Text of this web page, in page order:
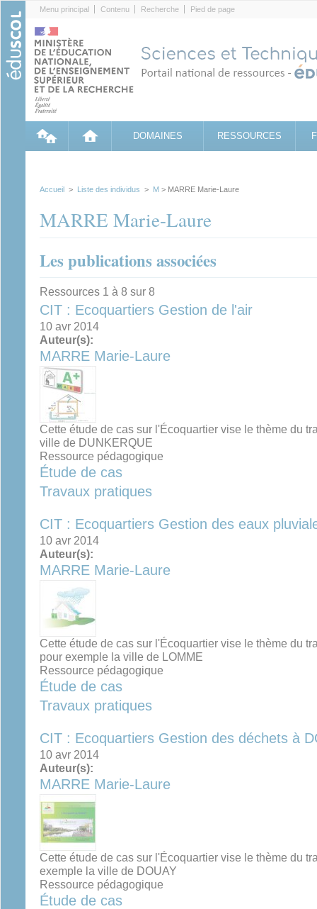
Menu principal Contenu Recherche Pied de page
DOMAINES RESSOURCES
Accueil > Liste des individus > M > MARRE Marie-Laure
MARRE Marie-Laure
Les publications associées
Ressources 1 à 8 sur 8
CIT : Ecoquartiers Gestion de l'air
10 avr 2014
Auteur(s):
MARRE Marie-Laure
Cette étude de cas sur l'Écoquartier vise le thème du
ville de DUNKERQUE
Ressource pédagogique
Étude de cas
Travaux pratiques
CIT : Ecoquartiers Gestion des eaux
10 avr 2014
Auteur(s):
MARRE Marie-Laure
Cette étude de cas sur l'Écoquartier vise le thème du
pour exemple la ville de LOMME
Ressource pédagogique
Étude de cas
Travaux pratiques
CIT : Ecoquartiers Gestion des déchets à
10 avr 2014
Auteur(s):
MARRE Marie-Laure
Cette étude de cas sur l'Écoquartier vise le thème du
exemple la ville de DOUAY
Ressource pédagogique
Étude de cas